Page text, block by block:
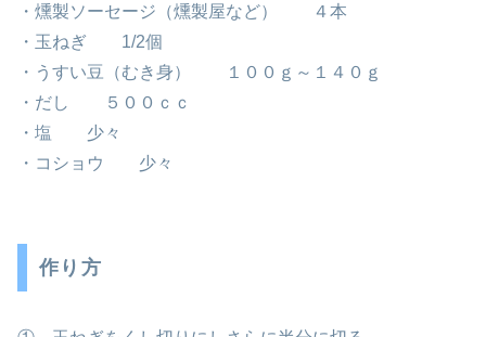
・燻製ソーセージ（燻製屋など） ４本
・玉ねぎ 1/2個
・うすい豆（むき身） １００ｇ～１４０ｇ
・だし ５００ｃｃ
・塩 少々
・コショウ 少々
作り方